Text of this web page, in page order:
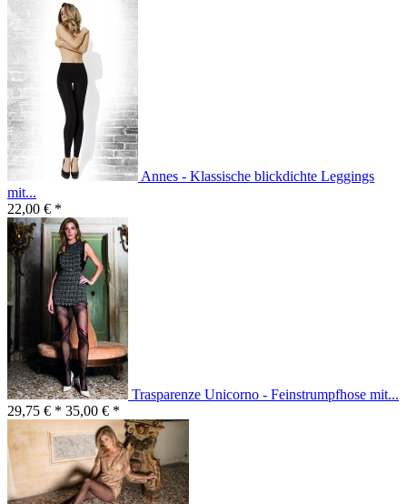
Annes - Klassische blickdichte Leggings
mit...
22,00 € *
Trasparenze Unicorno - Feinstrumpfhose mit...
29,75 € * 35,00 € *